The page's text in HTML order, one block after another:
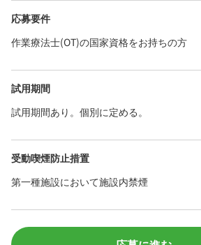
応募要件
作業療法士(OT)の国家資格をお持ちの方
試用期間
試用期間あり。個別に定める。
受動喫煙防止措置
第一種施設において施設内禁煙